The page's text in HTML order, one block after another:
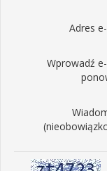
Adres
Wprowadź